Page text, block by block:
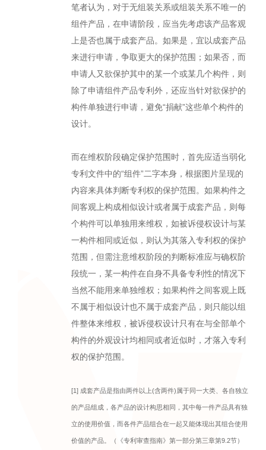
笔者认为，对于无组装关系或组装关系不唯一的
组件产品，在申请阶段，应当先考虑该产品客观
上是否也属于成套产品。如果是，宜以成套产品
来进行申请，争取更大的保护范围；如果否，而
申请人又欲保护其中的某一个或某几个构件，则
除了申请组件产品专利外，还应当针对欲保护的
构件单独进行申请，避免“捐献”这些单个构件的
设计。
而在维权阶段确定保护范围时，首先应适当弱化
专利文件中的“组件”二字本身，根据图片呈现的
内容来具体判断专利权的保护范围。如果构件之
间客观上构成相似设计或者属于成套产品，则每
个构件可以单独用来维权，如被诉侵权设计与某
一构件相同或近似，则认为其落入专利权的保护
范围，但需注意维权阶段的判断标准应与确权阶
段统一，某一构件在自身不具备专利性的情况下
当然不能用来单独维权；如果构件之间客观上既
不属于相似设计也不属于成套产品，则只能以组
件整体来维权，被诉侵权设计只有在与全部单个
构件的外观设计均相同或者近似时，才落入专利
权的保护范围。
[1] 成套产品是指由两件以上(含两件)属于同一大类、各自独立
的产品组成，各产品的设计构思相同，其中每一件产品具有独
立的使用价值，而各件产品组合在一起又能体现出其组合使用
价值的产品。（《专利审查指南》第一部分第三章第9.2节）